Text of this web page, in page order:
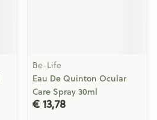
Be-Life
Eau De Quinton Ocular
Care Spray 30ml
€ 13,78